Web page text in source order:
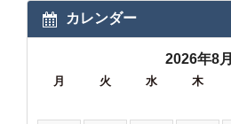
カレンダー
2026年8月
月 火 水 木